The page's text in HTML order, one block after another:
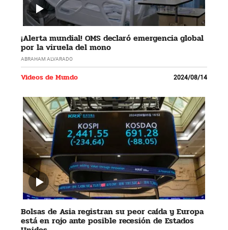
¡Alerta mundial! OMS declaró emergencia global
por la viruela del mono
ABRAHAM ALVARADO
Videos de Mundo 2024/08/14
Bolsas de Asia registran su peor caída y Europa
está en rojo ante posible recesión de Estados